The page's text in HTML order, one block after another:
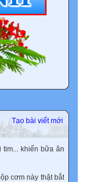
Tạo bài viết mới
khiến bữa ăn
cơm này thật bắt